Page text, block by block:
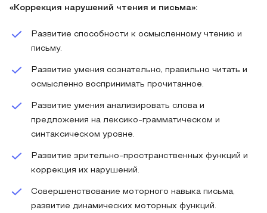
«Коррекция нарушений чтения и письма»:
Развитие способности к осмысленному чтению и
письму.
Развитие умения сознательно, правильно читать и
осмысленно воспринимать прочитанное.
Развитие умения анализировать слова и
предложения на лексико-грамматическом и
синтаксическом уровне.
Развитие зрительно-пространственных функций и
коррекция их нарушений.
Совершенствование моторного навыка письма,
развитие динамических моторных функций.